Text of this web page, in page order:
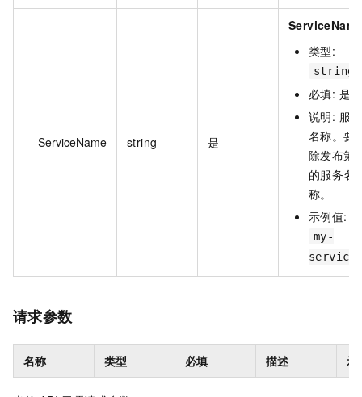
ServiceName string 是
类型:
string
必填: 是
说明: 服务
名称。要
除发布策
的服务名
称。
示例值:
my-
service
请求参数
名称 类型 必填 描述 示